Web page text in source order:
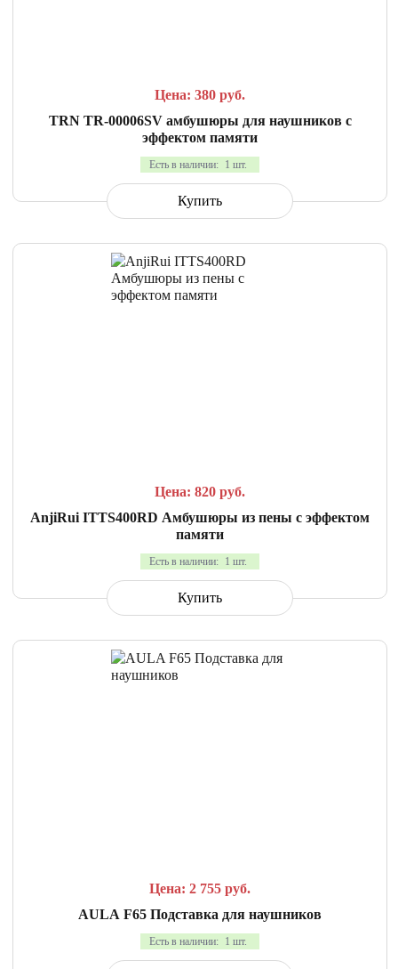
Цена: 380 руб.
TRN TR-00006SV амбушюры для наушников с
эффектом памяти
Есть в наличии: 1 шт.
Купить
Цена: 820 руб.
AnjiRui ITTS400RD Амбушюры из пены с эффектом
памяти
Есть в наличии: 1 шт.
Купить
Цена: 2 755 руб.
AULA F65 Подставка для наушников
Есть в наличии: 1 шт.